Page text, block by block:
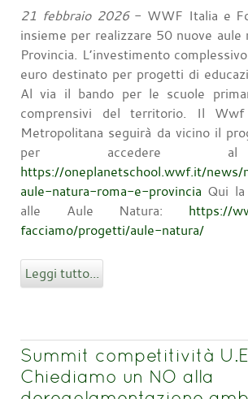
21 febbraio 2026- WWF Italia e
insieme per realizzare 50 nuove aule
Provincia. L’investimento
euro destinato per progetti di
Al via il bando per le scuole
comprensivi del territorio. Il
Metropolitana seguirà da vicino il
per accedere al
https://oneplanetschool.wwf.it/
aule-natura-roma-e-provincia Qui la
alle Aule Natura: https://
facciamo/progetti/aule-natura/
Leggi tutto...
Summit competitività
Chiediamo un NO alla